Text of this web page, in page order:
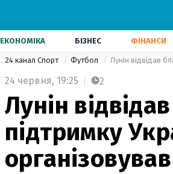
ЕКОНОМІКА БІЗНЕС ФІНАНСИ
24 канал Спорт Футбол Лунін відвідав
24 червня, 19:25 2
Лунін
підтримку